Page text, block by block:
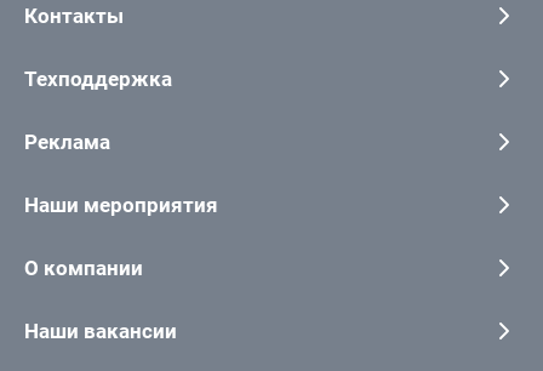
Контакты
Техподдержка
Реклама
Наши мероприятия
О компании
Наши вакансии